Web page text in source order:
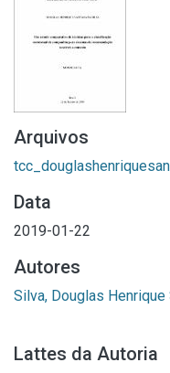
Arquivos
Data
2019-01-22
Autores
Silva, Douglas Henrique
Lattes da Autoria